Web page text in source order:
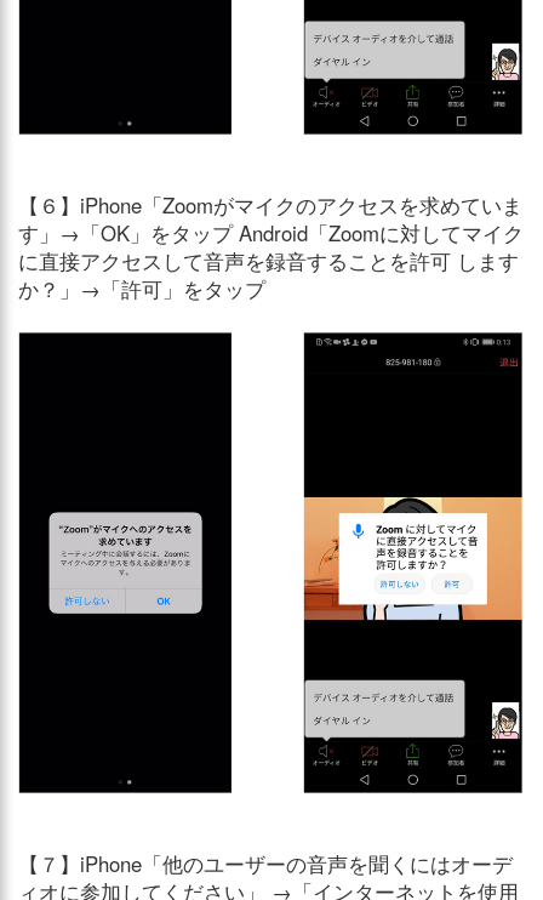
【６】iPhone「Zoomがマイクのアクセスを求めていま
す」→「OK」をタップ Android「Zoomに対してマイク
に直接アクセスして音声を録音することを許可 します
か？」→「許可」をタップ
【７】iPhone「他のユーザーの音声を聞くにはオーデ
ィオに参加してください」 →「インターネットを使用